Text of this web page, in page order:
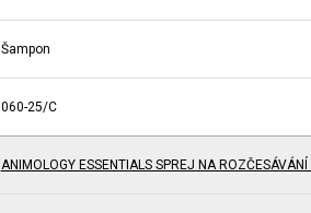
Šampon
060-25/C
ANIMOLOGY ESSENTIALS SPREJ NA ROZČESÁVÁNÍ